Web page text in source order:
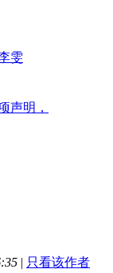
雯
声明，
| 只看该作者